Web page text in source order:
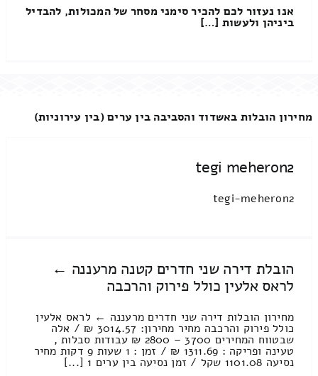
אנו נעזור לכם להכיר סימני מסחר של המכולות, להבדיל
ביניהן ולעשות […]
מחירון הובלות באשדוד והסביבה בין ערים (בין עירוניות)
tegi meheron2
tegi-meheron2
הובלת דירה שני חדרים קטנה מרעננה ←
לראס אלעין כולל פירוק והרכבה
מחירון הובלות דירה שני חדרים מרעננה ← לראס אלעין
כולל פירוק והרכבה מחיר מחירון: 3014.57 ₪ / אלה
שבטווח המחירים 3700 – 2800 ₪ עבודות סבלות ,
טעינה ופריקה : 1311.69 ₪ / זמן : 1 שעות 9 דקות מחיר
נסיעה 1101.08 שקל / זמן נסיעה בין ערים 1 [...]